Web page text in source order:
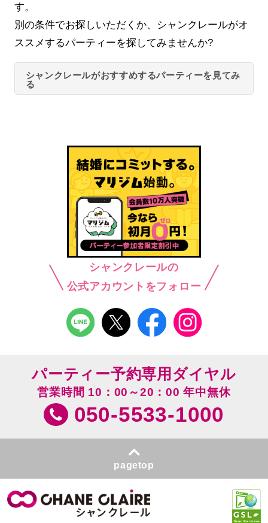
す。
別の条件でお探しいただくか、シャンクレールがオ
ススメするパーティーを探してみませんか?
シャンクレールがおすすめするパーティーを見てみ
る
シャンクレールの
公式アカウントをフォロー
パーティー予約専用ダイヤル
営業時間 10：00～20：00 年中無休
050-5533-1000
pagetop